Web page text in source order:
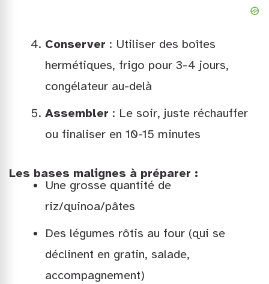
Conserver : Utiliser des boîtes
hermétiques, frigo pour 3-4 jours,
congélateur au-delà
Assembler : Le soir, juste réchauffer
ou finaliser en 10-15 minutes
Les bases malignes à préparer :
Une grosse quantité de
riz/quinoa/pâtes
Des légumes rôtis au four (qui se
déclinent en gratin, salade,
accompagnement)